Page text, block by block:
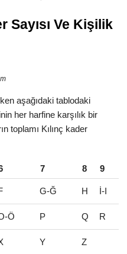
Sayısı Ve Kişilik
aşağıdaki tablodaki
her harfine karşılık bir
toplamı Kılınç kader
7 8 9
G-Ğ H İ-I
Ö P Q R
Y Z